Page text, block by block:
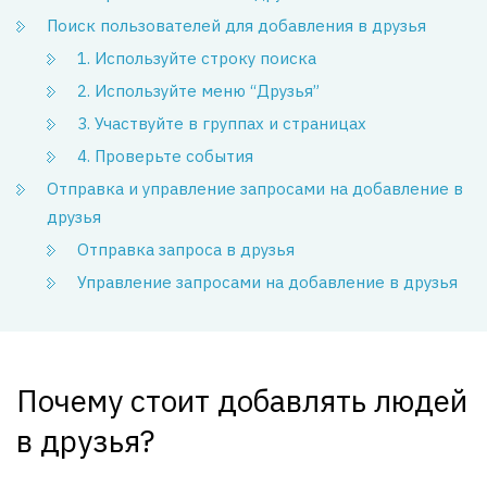
Поиск пользователей для добавления в друзья
1. Используйте строку поиска
2. Используйте меню “Друзья”
3. Участвуйте в группах и страницах
4. Проверьте события
Отправка и управление запросами на добавление в
друзья
Отправка запроса в друзья
Управление запросами на добавление в друзья
Почему стоит добавлять людей
в друзья?